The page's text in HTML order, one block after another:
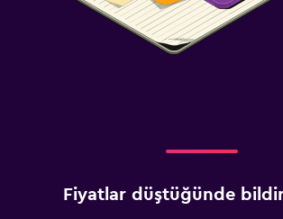
Fiyatlar düştüğünde